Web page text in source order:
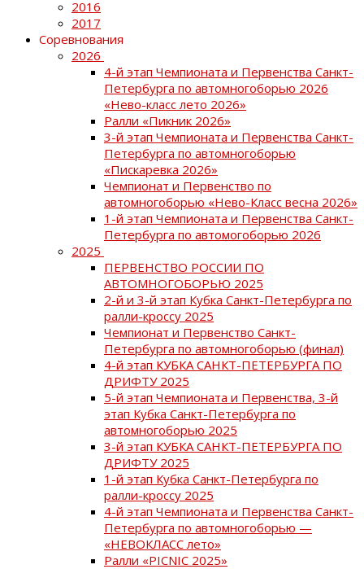
2016
2017
Соревнования
2026
4-й этап Чемпионата и Первенства Санкт-
Петербурга по автомногоборью 2026
«Нево-класс лето 2026»
Ралли «Пикник 2026»
3-й этап Чемпионата и Первенства Санкт-
Петербурга по автомногоборью
«Пискаревка 2026»
Чемпионат и Первенство по
автомногоборью «Нево-Класс весна 2026»
1-й этап Чемпионата и Первенства Санкт-
Петербурга по автомогоборью 2026
2025
ПЕРВЕНСТВО РОССИИ ПО
АВТОМНОГОБОРЬЮ 2025
2-й и 3-й этап Кубка Санкт-Петербурга по
ралли-кроссу 2025
Чемпионат и Первенство Санкт-
Петербурга по автомногоборью (финал)
4-й этап КУБКА САНКТ-ПЕТЕРБУРГА ПО
ДРИФТУ 2025
5-й этап Чемпионата и Первенства, 3-й
этап Кубка Санкт-Петербурга по
автомногоборью 2025
3-й этап КУБКА САНКТ-ПЕТЕРБУРГА ПО
ДРИФТУ 2025
1-й этап Кубка Санкт-Петербурга по
ралли-кроссу 2025
4-й этап Чемпионата и Первенства Санкт-
Петербурга по автомногоборью —
«НЕВОКЛАСС лето»
Ралли «PICNIC 2025»